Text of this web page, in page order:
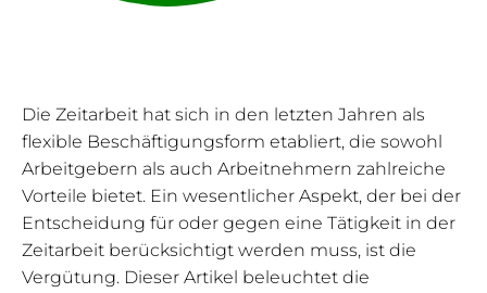
Die Zeitarbeit hat sich in den letzten Jahren als
flexible Beschäftigungsform etabliert, die sowohl
Arbeitgebern als auch Arbeitnehmern zahlreiche
Vorteile bietet. Ein wesentlicher Aspekt, der bei der
Entscheidung für oder gegen eine Tätigkeit in der
Zeitarbeit berücksichtigt werden muss, ist die
Vergütung. Dieser Artikel beleuchtet die